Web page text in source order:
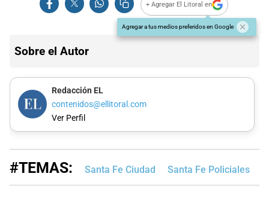
+ Agregar El Litoral en
Agregar a tus medios preferidos en Google
Sobre el Autor
Redacción EL
contenidos@ellitoral.com
Ver Perfil
#TEMAS: Santa Fe Ciudad Santa Fe Policiales